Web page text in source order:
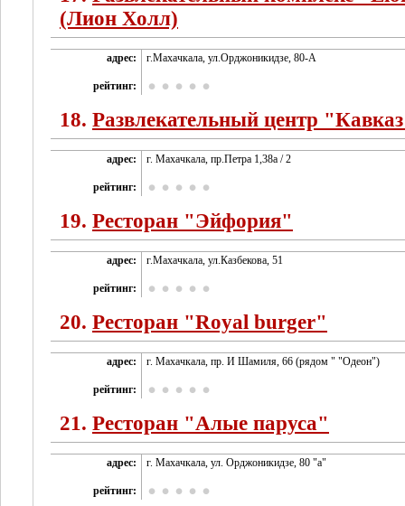
(Лион Холл)
адрес: г.Махачкала, ул.Орджоникидзе, 80-А
рейтинг:
18. Развлекательный центр
адрес: г. Махачкала, пр.Петра 1,38а / 2
рейтинг:
19. Ресторан "Эйфория"
адрес: г.Махачкала, ул.Казбекова, 51
рейтинг:
20. Ресторан "Royal burger"
адрес: г. Махачкала, пр. И Шамиля, 66 (рядом " "Одеон")
рейтинг:
21. Ресторан "Алые паруса"
адрес: г. Махачкала, ул. Орджоникидзе, 80 "а"
рейтинг: